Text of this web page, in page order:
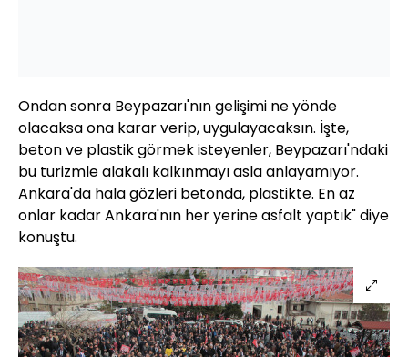
Ondan sonra Beypazarı'nın gelişimi ne yönde
olacaksa ona karar verip, uygulayacaksın. İşte,
beton ve plastik görmek isteyenler, Beypazarı'ndaki
bu turizmle alakalı kalkınmayı asla anlayamıyor.
Ankara'da hala gözleri betonda, plastikte. En az
onlar kadar Ankara'nın her yerine asfalt yaptık" diye
konuştu.